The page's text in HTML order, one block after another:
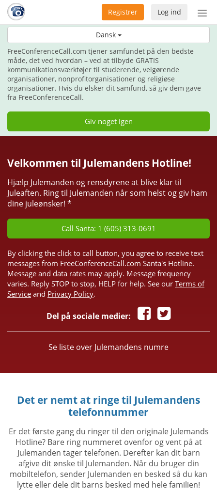
Dansk
Slå
Log ind
Registrer
Her til jul, giv gaven af kommunikation.
FreeConferenceCall.com tjener samfundet på den bedste
måde, det ved hvordan – ved at tilbyde GRATIS
kommunikationsværktøjer til studerende, velgørende
organisationer, nonprofitorganisationer og religiøse
organisationer. Hvis du elsker dit samfund, så giv dem gave
fra FreeConferenceCall.
Giv noget igen
Velkommen til Julemandens Hotline!
Hjælp Julemanden og rensdyrene at blive klar til
Juleaften. Ring til Julemanden når som helst og giv ham
dine juleønsker! *
Call Santa: 1 (605) 313-0691
By clicking the click to call button, you agree to receive text
messages from FreeConferenceCall.com Santa's Hotline.
Message and data rates may apply. Message frequency
varies. Reply STOP to stop, HELP for help. See our Terms of
Service and Privacy Policy.
Del på sociale medier:
Se liste over Julemandens numre
Det er nemt at ringe til Julemandens
telefonnummer
Er det første gang du ringer til den originale Julemands
Hotline? Bare ring nummeret ovenfor og vent på at
Julemanden tager telefonen. Derefter kan dit barn
afgive dit ønske til Julemanden. Når du bruger din
mobiltelefon, sender Julemanden en besked så du kan
lytte eller dele dit barns besked med hele familien!